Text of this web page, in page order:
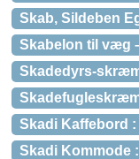
Skab, Sildeben
Skabelon til væg
Skadedyrs-
Skadi Kaffebord :
Skadi Kommode